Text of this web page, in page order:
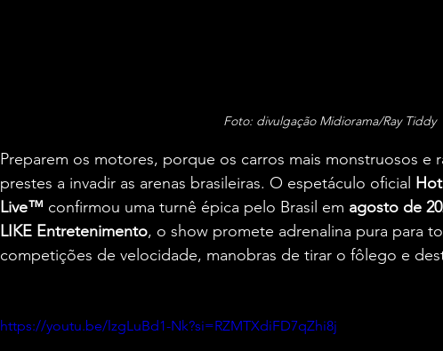
Foto: divulgação Midiorama/Ray Tiddy
Preparem os motores, porque os carros mais monstruosos e
prestes a invadir as arenas brasileiras. O espetáculo oficial
Live™ confirmou uma turnê épica pelo Brasil em agosto de
LIKE Entretenimento, o show promete adrenalina pura para
competições de velocidade, manobras de tirar o fôlego e
https://youtu.be/lzgLuBd1-Nk?si=RZMTXdiFD7qZhi8j